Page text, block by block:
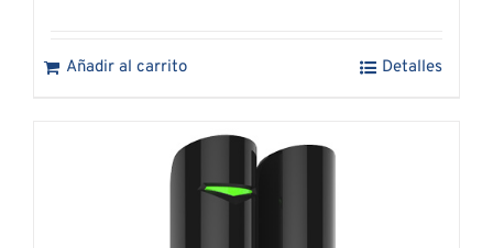
Añadir al carrito Detalles